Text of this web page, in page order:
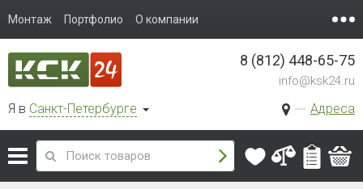
Монтаж Портфолио О компании
Я в Санкт-Петербурге Адреса
8 (812) 448-65-75
info@ksk24.ru